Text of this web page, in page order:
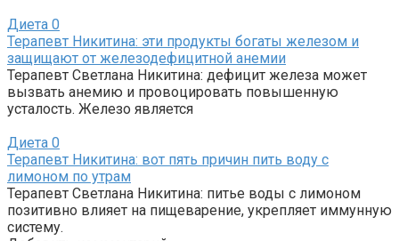
Диета 0
Терапевт Никитина: эти продукты богаты железом и
защищают от железодефицитной анемии
Терапевт Светлана Никитина: дефицит железа может
вызвать анемию и провоцировать повышенную
усталость. Железо является
Диета 0
Терапевт Никитина: вот пять причин пить воду с
лимоном по утрам
Терапевт Светлана Никитина: питье воды с лимоном
позитивно влияет на пищеварение, укрепляет иммунную
систему.